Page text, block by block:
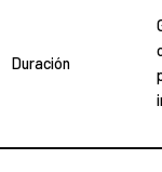
Duración